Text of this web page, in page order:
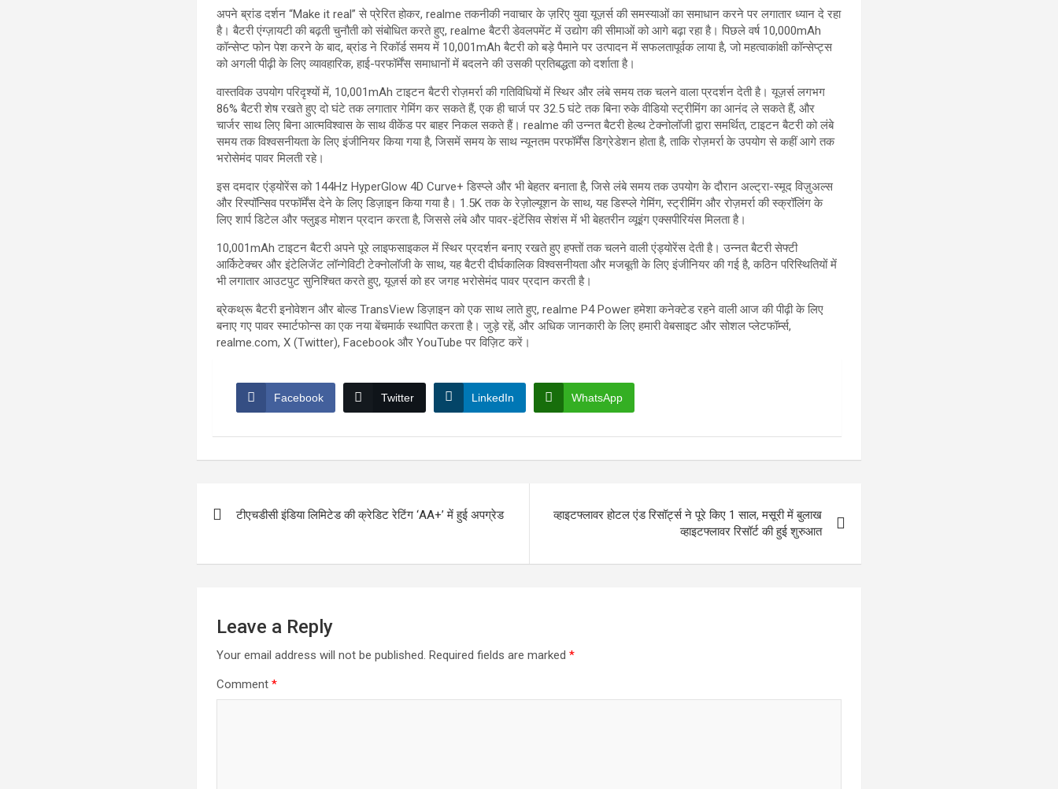
अपने ब्रांड दर्शन “Make it real” से प्रेरित होकर, realme तकनीकी नवाचार के ज़रिए युवा यूज़र्स की समस्याओं का समाधान करने पर लगातार ध्यान दे रहा
है। बैटरी एंग्ज़ायटी की बढ़ती चुनौती को संबोधित करते हुए, realme बैटरी डेवलपमेंट में उद्योग की सीमाओं को आगे बढ़ा रहा है। पिछले वर्ष 10,000mAh
कॉन्सेप्ट फोन पेश करने के बाद, ब्रांड ने रिकॉर्ड समय में 10,001mAh बैटरी को बड़े पैमाने पर उत्पादन में सफलतापूर्वक लाया है, जो महत्वाकांक्षी कॉन्सेप्ट्स
को अगली पीढ़ी के लिए व्यावहारिक, हाई-परफॉर्मेंस समाधानों में बदलने की उसकी प्रतिबद्धता को दर्शाता है।
वास्तविक उपयोग परिदृश्यों में, 10,001mAh टाइटन बैटरी रोज़मर्रा की गतिविधियों में स्थिर और लंबे समय तक चलने वाला प्रदर्शन देती है। यूज़र्स लगभग
86% बैटरी शेष रखते हुए दो घंटे तक लगातार गेमिंग कर सकते हैं, एक ही चार्ज पर 32.5 घंटे तक बिना रुके वीडियो स्ट्रीमिंग का आनंद ले सकते हैं, और
चार्जर साथ लिए बिना आत्मविश्वास के साथ वीकेंड पर बाहर निकल सकते हैं। realme की उन्नत बैटरी हेल्थ टेक्नोलॉजी द्वारा समर्थित, टाइटन बैटरी को लंबे
समय तक विश्वसनीयता के लिए इंजीनियर किया गया है, जिसमें समय के साथ न्यूनतम परफॉर्मेंस डिग्रेडेशन होता है, ताकि रोज़मर्रा के उपयोग से कहीं आगे तक
भरोसेमंद पावर मिलती रहे।
इस दमदार एंड्योरेंस को 144Hz HyperGlow 4D Curve+ डिस्प्ले और भी बेहतर बनाता है, जिसे लंबे समय तक उपयोग के दौरान अल्ट्रा-स्मूद विज़ुअल्स
और रिस्पॉन्सिव परफॉर्मेंस देने के लिए डिज़ाइन किया गया है। 1.5K तक के रेज़ोल्यूशन के साथ, यह डिस्प्ले गेमिंग, स्ट्रीमिंग और रोज़मर्रा की स्क्रॉलिंग के
लिए शार्प डिटेल और फ्लुइड मोशन प्रदान करता है, जिससे लंबे और पावर-इंटेंसिव सेशंस में भी बेहतरीन व्यूइंग एक्सपीरियंस मिलता है।
10,001mAh टाइटन बैटरी अपने पूरे लाइफसाइकल में स्थिर प्रदर्शन बनाए रखते हुए हफ्तों तक चलने वाली एंड्योरेंस देती है। उन्नत बैटरी सेफ्टी
आर्किटेक्चर और इंटेलिजेंट लॉन्गेविटी टेक्नोलॉजी के साथ, यह बैटरी दीर्घकालिक विश्वसनीयता और मजबूती के लिए इंजीनियर की गई है, कठिन परिस्थितियों में
भी लगातार आउटपुट सुनिश्चित करते हुए, यूज़र्स को हर जगह भरोसेमंद पावर प्रदान करती है।
ब्रेकथ्रू बैटरी इनोवेशन और बोल्ड TransView डिज़ाइन को एक साथ लाते हुए, realme P4 Power हमेशा कनेक्टेड रहने वाली आज की पीढ़ी के लिए
बनाए गए पावर स्मार्टफोन्स का एक नया बेंचमार्क स्थापित करता है। जुड़े रहें, और अधिक जानकारी के लिए हमारी वेबसाइट और सोशल प्लेटफॉर्म्स,
realme.com, X (Twitter), Facebook और YouTube पर विज़िट करें।
Facebook Twitter LinkedIn WhatsApp
navigation
टीएचडीसी इंडिया लिमिटेड की क्रेडिट रेटिंग ‘AA+’ में हुई अपग्रेड
व्हाइटफ्लावर होटल एंड रिसॉर्ट्स ने पूरे किए 1 साल, मसूरी में बुलाख
व्हाइटफ्लावर रिसॉर्ट की हुई शुरुआत
Leave a Reply
Your email address will not be published. Required fields are marked*
Comment*